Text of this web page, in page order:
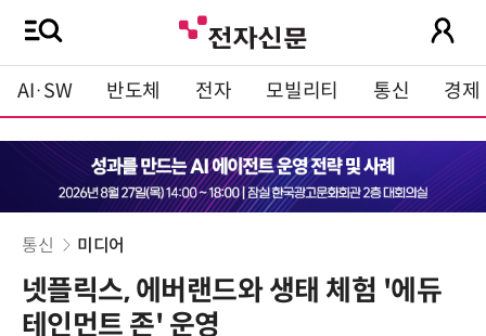
AI·SW 반도체 전자 모빌리티 통신 경제
통신 미디어
넷플릭스, 에버랜드와 생태 체험 '에듀
테인먼트 존' 운영